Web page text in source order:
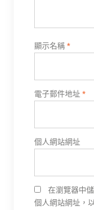
顯示名稱 *
電子郵件地址 *
個人網站網址
在瀏覽器中
個人網站網址，